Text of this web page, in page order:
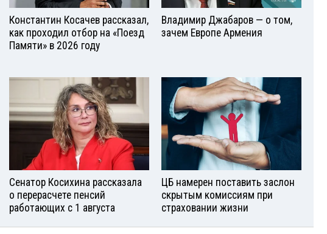
Константин Косачев рассказал,
как проходил отбор на «Поезд
Памяти» в 2026 году
Владимир Джабаров — о том,
зачем Европе Армения
Сенатор Косихина рассказала
о перерасчете пенсий
работающих с 1 августа
ЦБ намерен поставить заслон
скрытым комиссиям при
страховании жизни